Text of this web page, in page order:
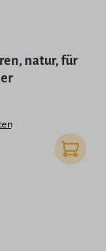
Sternen
natur, für
In den